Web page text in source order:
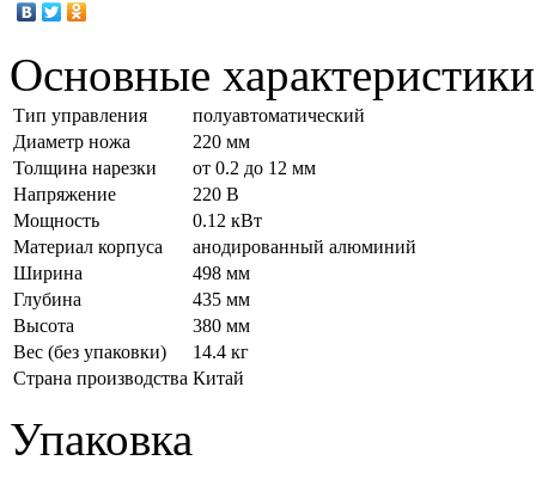
Основные характеристики
Тип управления
полуавтоматический
Диаметр ножа
220 мм
Толщина нарезки
от 0.2 до 12 мм
Напряжение
220 В
Мощность
0.12 кВт
Материал корпуса
анодированный алюминий
Ширина
498 мм
Глубина
435 мм
Высота
380 мм
Вес (без упаковки)
14.4 кг
Страна производства Китай
Упаковка